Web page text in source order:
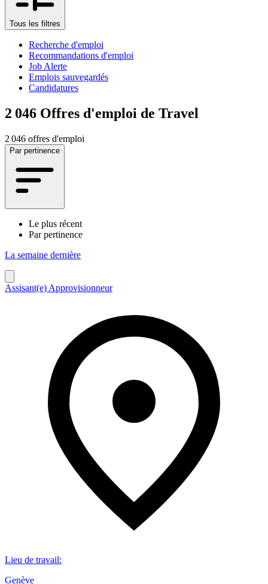
Tous les filtres
Recherche d'emploi
Recommandations d'emploi
Job Alerte
Emplois sauvegardés
Candidatures
2 046 Offres d'emploi de Travel
2 046 offres d'emploi
Par pertinence
Le plus récent
Par pertinence
La semaine dernière
Assisant(e) Approvisionneur
Lieu de travail:
Genève